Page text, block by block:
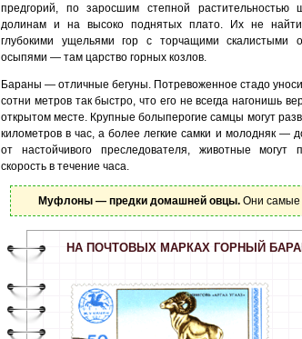
предгорий, по заросшим степной растительностью
долинам и на высоко поднятых плато. Их не
глубокими ущельями гор с торчащими скалистыми
осыпями — там царство горных козлов.
Бараны — отличные бегуны. Потревоженное стадо
сотни метров так быстро, что его не всегда нагонишь
открытом месте. Крупные болыперогие самцы могут
километров в час, а более легкие самки и молодняк —
от настойчивого преследователя, животные могут
скорость в течение часа.
Муфлоны — предки домашней овцы. Они самые
НА ПОЧТОВЫХ МАРКАХ ГОРНЫЙ